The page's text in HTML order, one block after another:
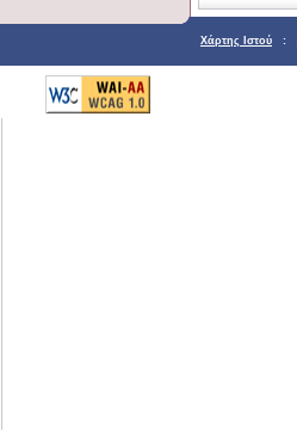
Χάρτης Ιστού :